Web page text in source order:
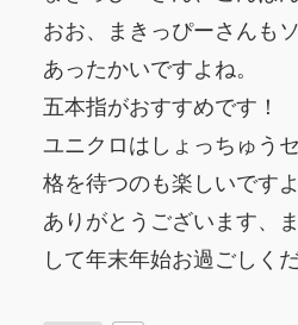
おお、まきっぴーさんも
あったかいですよね。
五本指がおすすめです！
ユニクロはしょっちゅう
格を待つのも楽しいですよ
ありがとうございます、
して年末年始お過ごしく